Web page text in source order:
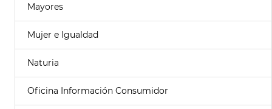
Mayores
Mujer e Igualdad
Naturia
Oficina Información Consumidor